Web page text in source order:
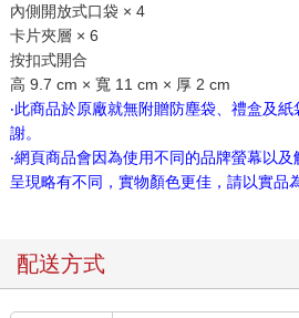
內側開放式口袋 × 4
卡片夾層 × 6
按扣式開合
高 9.7 cm × 寬 11 cm × 厚 2 cm
‧此商品於原廠就無附贈防塵袋、禮盒及
謝。
‧網頁商品會因為使用不同的品牌螢幕以
呈現略有不同，實物顏色更佳，請以實品
配送方式